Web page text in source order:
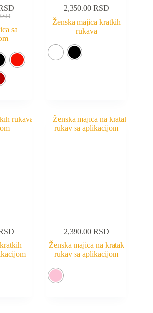
sa
2,350.00RSD
Ženska majica kratkih
rukava
2,390.00RSD
Ženska majica na kratak
rukav sa aplikacijom